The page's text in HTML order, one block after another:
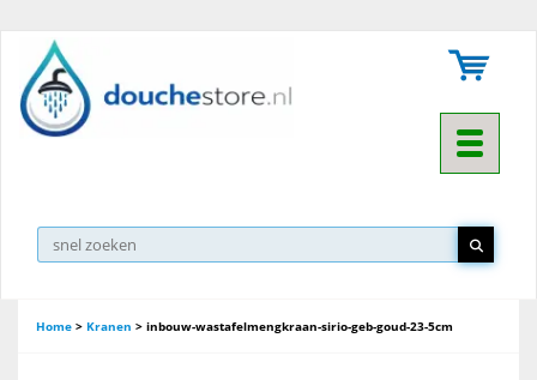
Toggle
Home > Kranen > inbouw-wastafelmengkraan-sirio-geb-goud-23-5cm